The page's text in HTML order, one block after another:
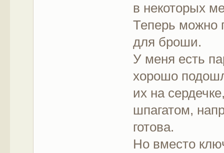
в некоторых
Теперь можно
для броши.
У меня есть
хорошо
их на
шпагатом,
готова.
Но вместо